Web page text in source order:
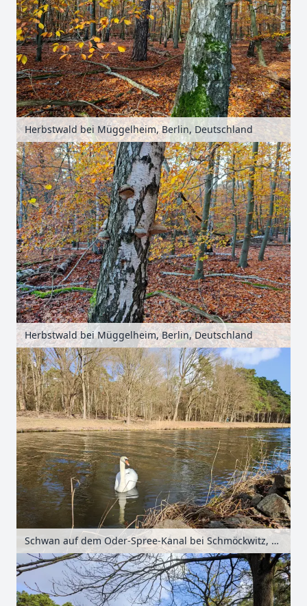
Herbstwald bei Müggelheim, Berlin, Deutschland
Herbstwald bei Müggelheim, Berlin, Deutschland
Schwan auf dem Oder-Spree-Kanal bei Schmöckwitz, Berlin, Deutschland